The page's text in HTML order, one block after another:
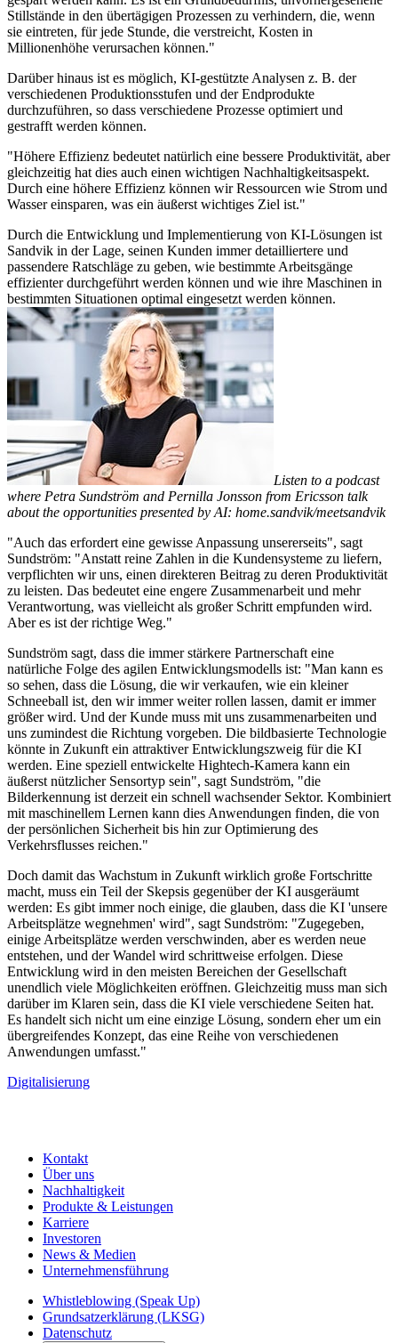
Stillstände in den übertägigen Prozessen zu verhindern, die, wenn
sie eintreten, für jede Stunde, die verstreicht, Kosten in
Millionenhöhe verursachen können."
Darüber hinaus ist es möglich, KI-gestützte Analysen z. B. der
verschiedenen Produktionsstufen und der Endprodukte
durchzuführen, so dass verschiedene Prozesse optimiert und
gestrafft werden können.
"Höhere Effizienz bedeutet natürlich eine bessere Produktivität, aber
gleichzeitig hat dies auch einen wichtigen Nachhaltigkeitsaspekt.
Durch eine höhere Effizienz können wir Ressourcen wie Strom und
Wasser einsparen, was ein äußerst wichtiges Ziel ist."
Durch die Entwicklung und Implementierung von KI-Lösungen ist
Sandvik in der Lage, seinen Kunden immer detailliertere und
passendere Ratschläge zu geben, wie bestimmte Arbeitsgänge
effizienter durchgeführt werden können und wie ihre Maschinen in
bestimmten Situationen optimal eingesetzt werden können.
Listen to a podcast
where Petra Sundström and Pernilla Jonsson from Ericsson talk
about the opportunities presented by AI: home.sandvik/meetsandvik
"Auch das erfordert eine gewisse Anpassung unsererseits", sagt
Sundström: "Anstatt reine Zahlen in die Kundensysteme zu liefern,
verpflichten wir uns, einen direkteren Beitrag zu deren Produktivität
zu leisten. Das bedeutet eine engere Zusammenarbeit und mehr
Verantwortung, was vielleicht als großer Schritt empfunden wird.
Aber es ist der richtige Weg."
Sundström sagt, dass die immer stärkere Partnerschaft eine
natürliche Folge des agilen Entwicklungsmodells ist: "Man kann es
so sehen, dass die Lösung, die wir verkaufen, wie ein kleiner
Schneeball ist, den wir immer weiter rollen lassen, damit er immer
größer wird. Und der Kunde muss mit uns zusammenarbeiten und
uns zumindest die Richtung vorgeben. Die bildbasierte Technologie
könnte in Zukunft ein attraktiver Entwicklungszweig für die KI
werden. Eine speziell entwickelte Hightech-Kamera kann ein
äußerst nützlicher Sensortyp sein", sagt Sundström, "die
Bilderkennung ist derzeit ein schnell wachsender Sektor. Kombiniert
mit maschinellem Lernen kann dies Anwendungen finden, die von
der persönlichen Sicherheit bis hin zur Optimierung des
Verkehrsflusses reichen."
Doch damit das Wachstum in Zukunft wirklich große Fortschritte
macht, muss ein Teil der Skepsis gegenüber der KI ausgeräumt
werden: Es gibt immer noch einige, die glauben, dass die KI 'unsere
Arbeitsplätze wegnehmen' wird", sagt Sundström: "Zugegeben,
einige Arbeitsplätze werden verschwinden, aber es werden neue
entstehen, und der Wandel wird schrittweise erfolgen. Diese
Entwicklung wird in den meisten Bereichen der Gesellschaft
unendlich viele Möglichkeiten eröffnen. Gleichzeitig muss man sich
darüber im Klaren sein, dass die KI viele verschiedene Seiten hat.
Es handelt sich nicht um eine einzige Lösung, sondern eher um ein
übergreifendes Konzept, das eine Reihe von verschiedenen
Anwendungen umfasst."
Digitalisierung
Kontakt
Über uns
Nachhaltigkeit
Produkte & Leistungen
Karriere
Investoren
News & Medien
Unternehmensführung
Whistleblowing (Speak Up)
Grundsatzerklärung (LKSG)
Datenschutz